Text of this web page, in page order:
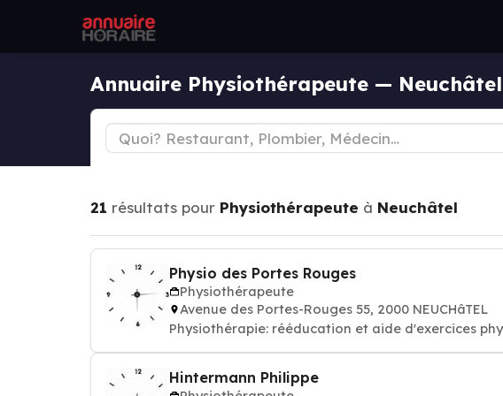
Annuaire Physiothérapeute — Neuchâtel
21 résultats pour Physiothérapeute à Neuchâtel
Physio des Portes Rouges
Physiothérapeute
Avenue des Portes-Rouges 55, 2000 NEUCHâTEL
Physiothérapie: rééducation et aide d'exercices
Hintermann Philippe